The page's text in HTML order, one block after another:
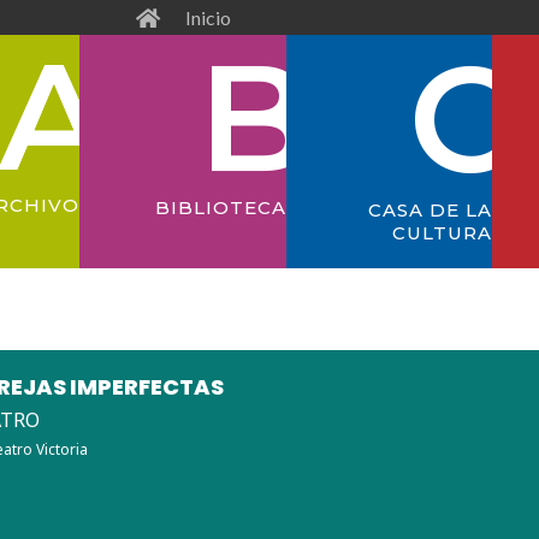
Inicio
BIBLIOTECA
CASA DE LA
CULTURA
IMPERFECTAS
Victoria